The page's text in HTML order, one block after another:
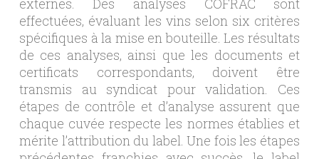
externes. Des analyses COFRAC sont
effectuées, évaluant les vins selon six critères
spécifiques à la mise en bouteille. Les résultats
de ces analyses, ainsi que les documents et
certificats correspondants, doivent être
transmis au syndicat pour validation. Ces
étapes de contrôle et d’analyse assurent que
chaque cuvée respecte les normes établies et
mérite l’attribution du label. Une fois les étapes